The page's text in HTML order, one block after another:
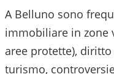
A Belluno sono
immobiliare in zone
aree protette),
turismo,